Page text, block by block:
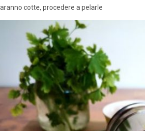
cotte, procedere a pelarle